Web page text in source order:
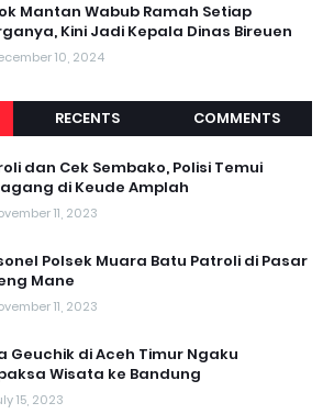
Mantan Wabub Ramah Setiap
Kini Jadi Kepala Dinas Bireuen
10, 2024
RECENTS COMMENTS
dan Cek Sembako, Polisi Temui
di Keude Amplah
11, 2023
Polsek Muara Batu Patroli di Pasar
Mane
11, 2023
Geuchik di Aceh Timur Ngaku
Wisata ke Bandung
15, 2023